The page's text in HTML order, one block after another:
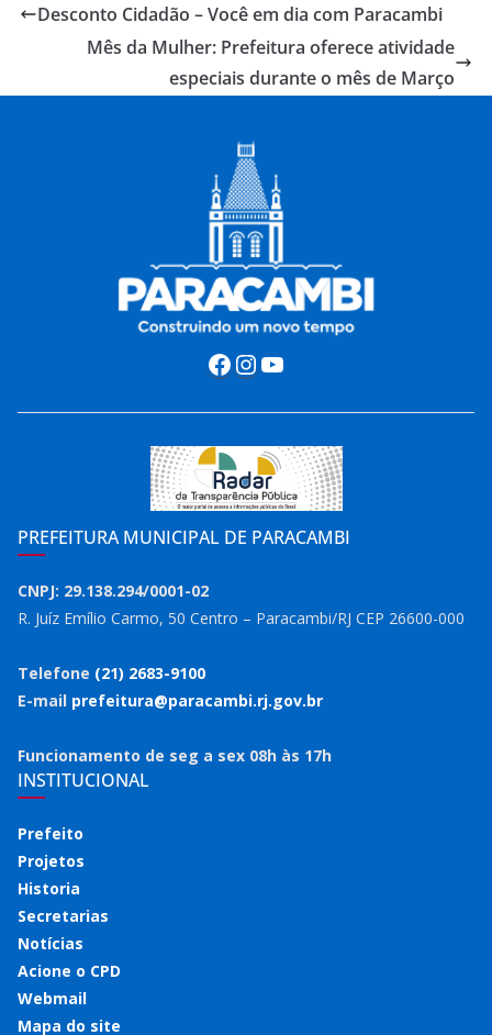
Desconto Cidadão – Você em dia com Paracambi
Mês da Mulher: Prefeitura oferece atividade
especiais durante o mês de Março
Facebook
Instagram
Youtube
PREFEITURA MUNICIPAL DE PARACAMBI
CNPJ: 29.138.294/0001-02
R. Juíz Emílio Carmo, 50 Centro – Paracambi/RJ CEP 26600-000
Telefone (21) 2683-9100
E-mail prefeitura@paracambi.rj.gov.br
Funcionamento de seg a sex 08h às 17h
INSTITUCIONAL
Prefeito
Projetos
Historia
Secretarias
Notícias
Acione o CPD
Webmail
Mapa do site